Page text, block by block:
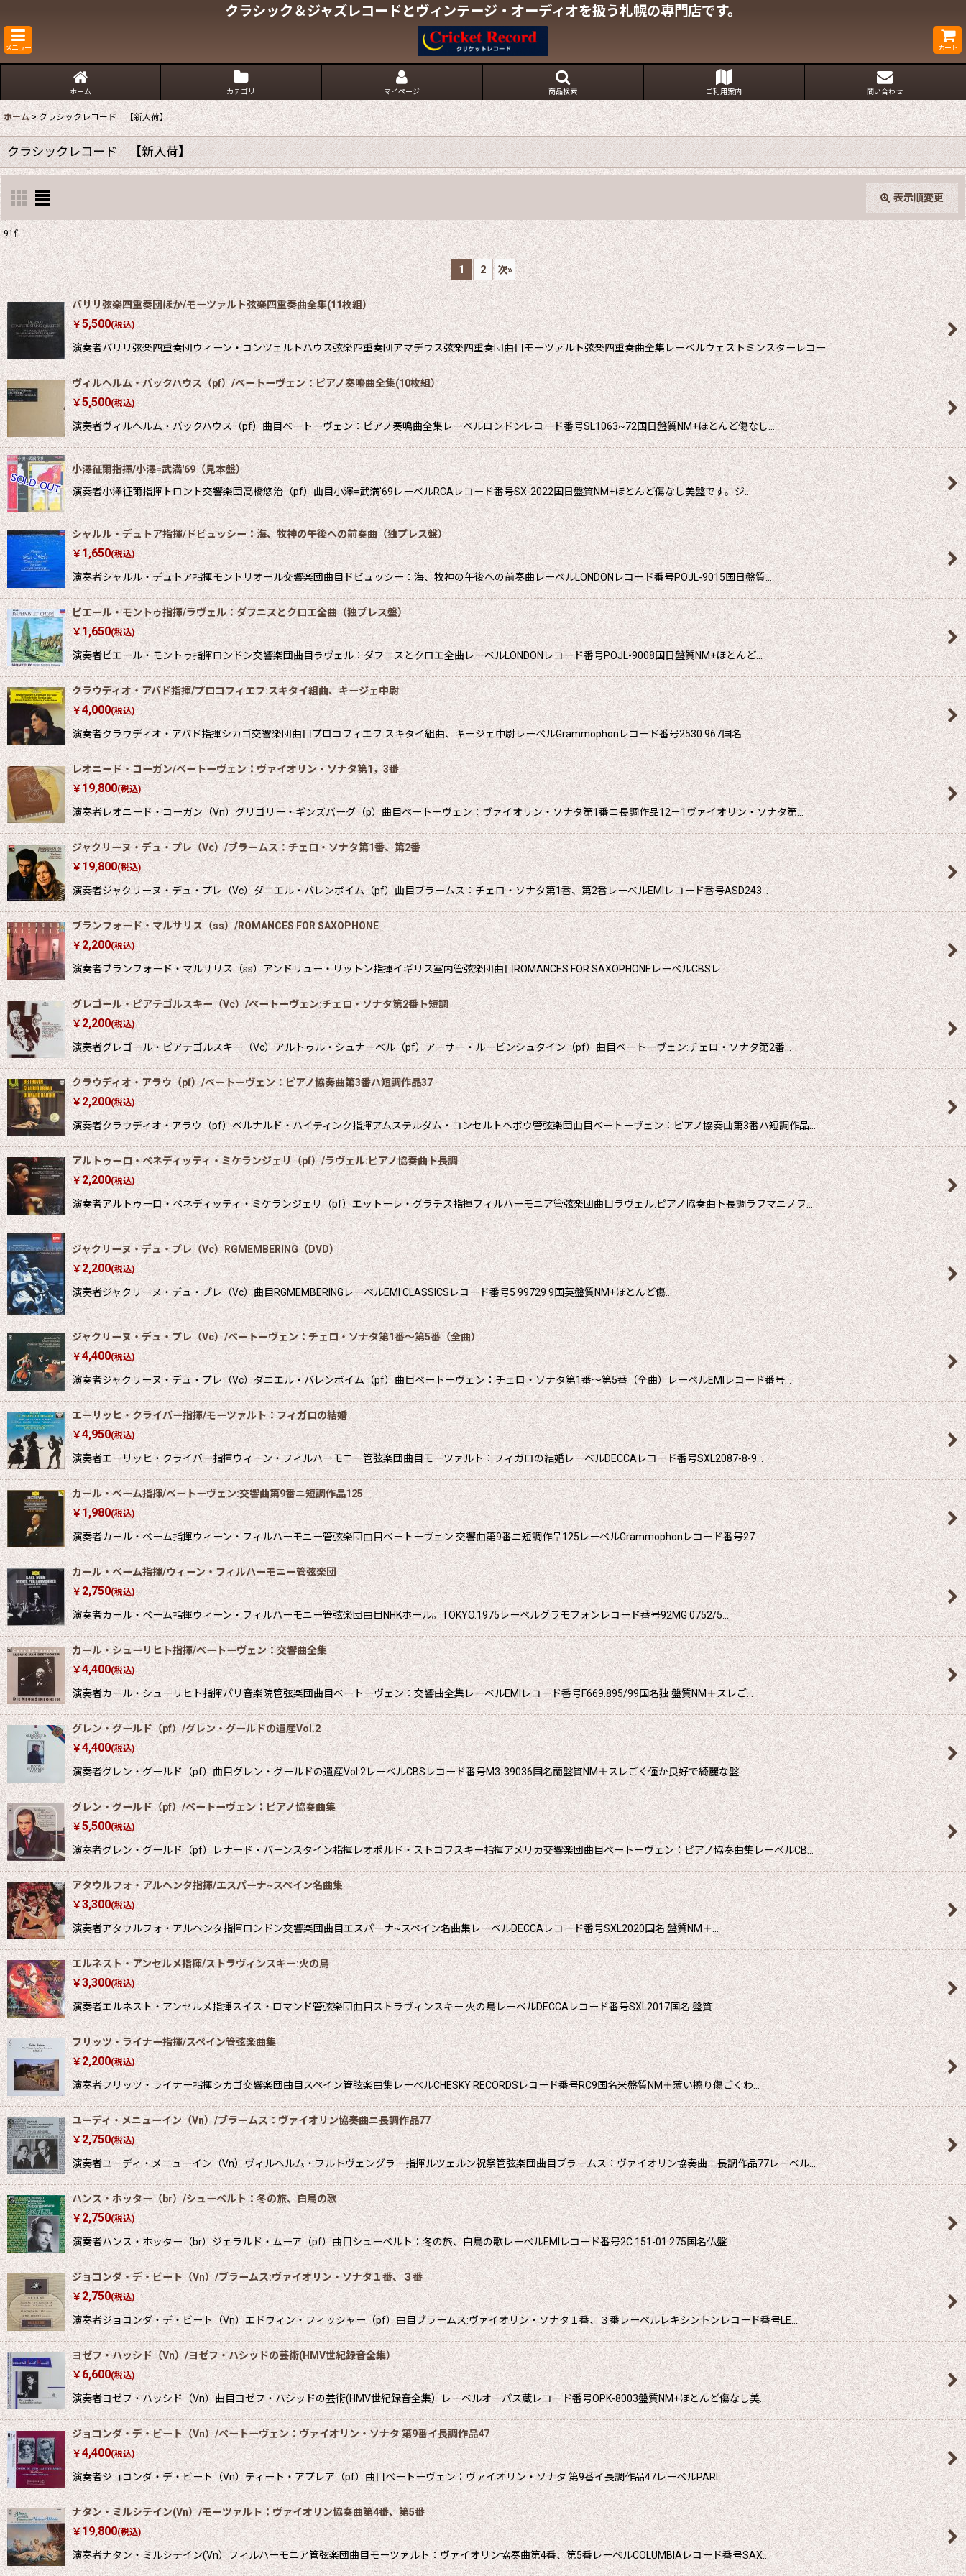
クラシック＆ジャズレコードとヴィンテージ・オーディオを扱う札幌の専門店です。
メニュー カート
ホーム カテゴリ マイページ 商品検索 ご利用案内 問い合わせ
ホーム > クラシックレコード 【新入荷】
クラシックレコード 【新入荷】
表示順変更
表示数:
並び順:
絞り込む
閉じる
91件
1 2 次»
バリリ弦楽四重奏団ほか/モーツァルト弦楽四重奏曲全集(11枚組）
￥5,500(税込)
演奏者バリリ弦楽四重奏団ウィーン・コンツェルトハウス弦楽四重奏団アマデウス弦楽四重奏団曲目モーツァルト弦楽四重奏曲全集レーベルウェストミンスターレコー…
ヴィルヘルム・バックハウス（pf）/ベートーヴェン：ピアノ奏鳴曲全集(10枚組）
￥5,500(税込)
演奏者ヴィルヘルム・バックハウス（pf）曲目ベートーヴェン：ピアノ奏鳴曲全集レーベルロンドンレコード番号SL1063~72国日盤質NM+ほとんど傷なし…
小澤征爾指揮/小澤=武満'69（見本盤）
演奏者小澤征爾指揮トロント交響楽団高橋悠治（pf）曲目小澤=武満'69レーベルRCAレコード番号SX-2022国日盤質NM+ほとんど傷なし美盤です。ジ…
シャルル・デュトア指揮/ドビュッシー：海、牧神の午後への前奏曲（独プレス盤）
￥1,650(税込)
演奏者シャルル・デュトア指揮モントリオール交響楽団曲目ドビュッシー：海、牧神の午後への前奏曲レーベルLONDONレコード番号POJL-9015国日盤質…
ピエール・モントゥ指揮/ラヴェル：ダフニスとクロエ全曲（独プレス盤）
￥1,650(税込)
演奏者ピエール・モントゥ指揮ロンドン交響楽団曲目ラヴェル：ダフニスとクロエ全曲レーベルLONDONレコード番号POJL-9008国日盤質NM+ほとんど…
クラウディオ・アバド指揮/プロコフィエフ:スキタイ組曲、キージェ中尉
￥4,000(税込)
演奏者クラウディオ・アバド指揮シカゴ交響楽団曲目プロコフィエフ:スキタイ組曲、キージェ中尉レーベルGrammophonレコード番号2530 967国名…
レオニード・コーガン/ベートーヴェン：ヴァイオリン・ソナタ第1，3番
￥19,800(税込)
演奏者レオニード・コーガン（Vn）グリゴリー・ギンズバーグ（p）曲目ベートーヴェン：ヴァイオリン・ソナタ第1番ニ長調作品12－1ヴァイオリン・ソナタ第…
ジャクリーヌ・デュ・プレ（Vc）/ブラームス：チェロ・ソナタ第1番、第2番
￥19,800(税込)
演奏者ジャクリーヌ・デュ・プレ（Vc）ダニエル・バレンボイム（pf）曲目ブラームス：チェロ・ソナタ第1番、第2番レーべルEMIレコード番号ASD243…
ブランフォード・マルサリス（ss）/ROMANCES FOR SAXOPHONE
￥2,200(税込)
演奏者ブランフォード・マルサリス（ss）アンドリュー・リットン指揮イギリス室内管弦楽団曲目ROMANCES FOR SAXOPHONEレーべルCBSレ…
グレゴール・ピアテゴルスキー（Vc）/ベートーヴェン:チェロ・ソナタ第2番ト短調
￥2,200(税込)
演奏者グレゴール・ピアテゴルスキー（Vc）アルトゥル・シュナーベル（pf）アーサー・ルービンシュタイン（pf）曲目ベートーヴェン:チェロ・ソナタ第2番…
クラウディオ・アラウ（pf）/ベートーヴェン：ピアノ協奏曲第3番ハ短調作品37
￥2,200(税込)
演奏者クラウディオ・アラウ（pf）ベルナルド・ハイティンク指揮アムステルダム・コンセルトヘボウ管弦楽団曲目ベートーヴェン：ピアノ協奏曲第3番ハ短調作品…
アルトゥーロ・ベネディッティ・ミケランジェリ（pf）/ラヴェル:ピアノ協奏曲ト長調
￥2,200(税込)
演奏者アルトゥーロ・ベネディッティ・ミケランジェリ（pf）エットーレ・グラチス指揮フィルハーモニア管弦楽団曲目ラヴェル:ピアノ協奏曲ト長調ラフマニノフ…
ジャクリーヌ・デュ・プレ（Vc）RGMEMBERING（DVD）
￥2,200(税込)
演奏者ジャクリーヌ・デュ・プレ（Vc）曲目RGMEMBERINGレーベルEMI CLASSICSレコード番号5 99729 9国英盤質NM+ほとんど傷…
ジャクリーヌ・デュ・プレ（Vc）/ベートーヴェン：チェロ・ソナタ第1番〜第5番（全曲）
￥4,400(税込)
演奏者ジャクリーヌ・デュ・プレ（Vc）ダニエル・バレンボイム（pf）曲目ベートーヴェン：チェロ・ソナタ第1番〜第5番（全曲）レーベルEMIレコード番号…
エーリッヒ・クライバー指揮/モーツァルト：フィガロの結婚
￥4,950(税込)
演奏者エーリッヒ・クライバー指揮ウィーン・フィルハーモニー管弦楽団曲目モーツァルト：フィガロの結婚レーベルDECCAレコード番号SXL2087-8-9…
カール・ベーム指揮/ベートーヴェン:交響曲第9番ニ短調作品125
￥1,980(税込)
演奏者カール・ベーム指揮ウィーン・フィルハーモニー管弦楽団曲目ベートーヴェン:交響曲第9番ニ短調作品125レーベルGrammophonレコード番号27…
カール・ベーム指揮/ウィーン・フィルハーモニー管弦楽団
￥2,750(税込)
演奏者カール・ベーム指揮ウィーン・フィルハーモニー管弦楽団曲目NHKホール。TOKYO.1975レーベルグラモフォンレコード番号92MG 0752/5…
カール・シューリヒト指揮/ベートーヴェン：交響曲全集
￥4,400(税込)
演奏者カール・シューリヒト指揮パリ音楽院管弦楽団曲目ベートーヴェン：交響曲全集レーベルEMIレコード番号F669.895/99国名独 盤質NM＋スレご…
グレン・グールド（pf）/グレン・グールドの遺産Vol.2
￥4,400(税込)
演奏者グレン・グールド（pf）曲目グレン・グールドの遺産Vol.2レーべルCBSレコード番号M3-39036国名蘭盤質NM＋スレごく僅か良好で綺麗な盤…
グレン・グールド（pf）/ベートーヴェン：ピアノ協奏曲集
￥5,500(税込)
演奏者グレン・グールド（pf）レナード・バーンスタイン指揮レオポルド・ストコフスキー指揮アメリカ交響楽団曲目ベートーヴェン：ピアノ協奏曲集レーべルCB…
アタウルフォ・アルヘンタ指揮/エスパーナ~スペイン名曲集
￥3,300(税込)
演奏者アタウルフォ・アルヘンタ指揮ロンドン交響楽団曲目エスパーナ~スペイン名曲集レーベルDECCAレコード番号SXL2020国名 盤質NM＋…
エルネスト・アンセルメ指揮/ストラヴィンスキー:火の鳥
￥3,300(税込)
演奏者エルネスト・アンセルメ指揮スイス・ロマンド管弦楽団曲目ストラヴィンスキー:火の鳥レーベルDECCAレコード番号SXL2017国名 盤質…
フリッツ・ライナー指揮/スペイン管弦楽曲集
￥2,200(税込)
演奏者フリッツ・ライナー指揮シカゴ交響楽団曲目スペイン管弦楽曲集レーベルCHESKY RECORDSレコード番号RC9国名米盤質NM＋薄い擦り傷ごくわ…
ユーディ・メニューイン（Vn）/ブラームス：ヴァイオリン協奏曲ニ長調作品77
￥2,750(税込)
演奏者ユーディ・メニューイン（Vn）ヴィルヘルム・フルトヴェングラー指揮ルツェルン祝祭管弦楽団曲目ブラームス：ヴァイオリン協奏曲ニ長調作品77レーベル…
ハンス・ホッター（br）/シューベルト：冬の旅、白鳥の歌
￥2,750(税込)
演奏者ハンス・ホッター（br）ジェラルド・ムーア（pf）曲目シューベルト：冬の旅、白鳥の歌レーベルEMIレコード番号2C 151-01.275国名仏盤…
ジョコンダ・デ・ビート（Vn）/ブラームス:ヴァイオリン・ソナタ１番、３番
￥2,750(税込)
演奏者ジョコンダ・デ・ビート（Vn）エドウィン・フィッシャー（pf）曲目ブラームス:ヴァイオリン・ソナタ１番、３番レーベルレキシントンレコード番号LE…
ヨゼフ・ハッシド（Vn）/ヨゼフ・ハシッドの芸術(HMV世紀録音全集）
￥6,600(税込)
演奏者ヨゼフ・ハッシド（Vn）曲目ヨゼフ・ハシッドの芸術(HMV世紀録音全集）レーベルオーパス蔵レコード番号OPK-8003盤質NM+ほとんど傷なし美…
ジョコンダ・デ・ビート（Vn）/ベートーヴェン：ヴァイオリン・ソナタ 第9番イ長調作品47
￥4,400(税込)
演奏者ジョコンダ・デ・ビート（Vn）ティート・アプレア（pf）曲目ベートーヴェン：ヴァイオリン・ソナタ 第9番イ長調作品47レーベルPARL…
ナタン・ミルシテイン(Vn）/モーツァルト：ヴァイオリン協奏曲第4番、第5番
￥19,800(税込)
演奏者ナタン・ミルシテイン(Vn）フィルハーモニア管弦楽団曲目モーツァルト：ヴァイオリン協奏曲第4番、第5番レーベルCOLUMBIAレコード番号SAX…